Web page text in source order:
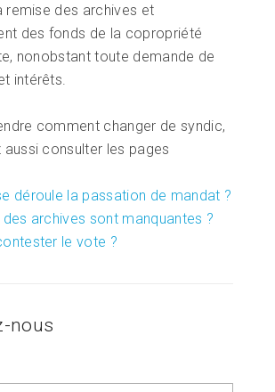
remise des archives et
des fonds de la copropriété
nonobstant toute demande de
intérêts.
comment changer de syndic,
consulter les pages
déroule la passation de mandat ?
des archives sont manquantes ?
le vote ?
nous